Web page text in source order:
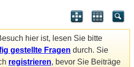
hier ist, lesen Sie bitte
gestellte Fragen durch. Sie
registrieren, bevor Sie Beiträge